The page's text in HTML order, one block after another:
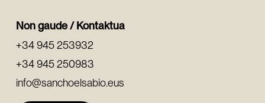
Non gaude / Kontaktua
+34 945 253932
+34 945 250983
info@sanchoelsabio.eus